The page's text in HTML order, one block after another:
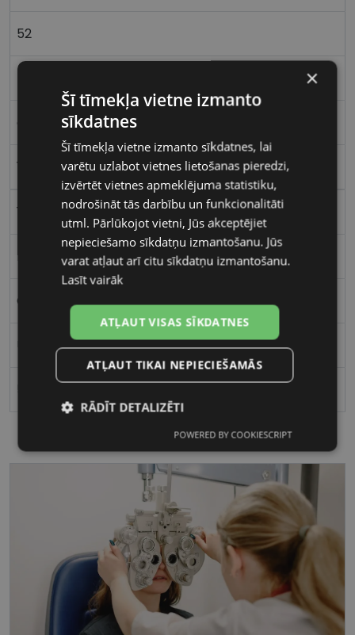
52
c4
137
135
Metāls
CVANTUS RE
×
Šī tīmekļa vietne izmanto
sīkdatnes
Šī tīmekļa vietne izmanto sīkdatnes, lai
varētu uzlabot vietnes lietošanas pieredzi,
izvērtēt vietnes apmeklējuma statistiku,
nodrošināt tās darbību un funkcionalitāti
utml. Pārlūkojot vietni, Jūs akceptējiet
nepieciešamo sīkdatņu izmantošanu. Jūs
varat atļaut arī citu sīkdatņu izmantošanu.
Lasīt vairāk
ATĻAUT VISAS SĪKDATNES
ATĻAUT TIKAI NEPIECIEŠAMĀS
RĀDĪT DETALIZĒTI
sīkdatnes
Statistikas
sīkdatnes
Mārketinga
sīkdatnes
Funkcionālās
sīkdatnes
POWERED BY COOKIESCRIPT